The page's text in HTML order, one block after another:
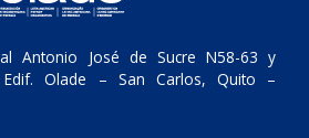
Antonio José de Sucre N58-63 y
Edif. Olade – San Carlos, Quito –